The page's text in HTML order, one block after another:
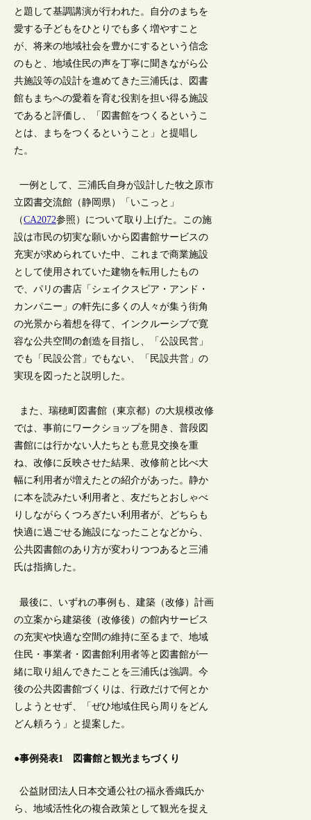
と題して基調講演が行われた。自分のまちを
愛する子どもをひとりでも多く増やすこと
が、将来の地域社会を豊かにするという信念
のもと、地域住民の声を丁寧に聞きながら公
共施設等の設計を進めてきた三浦氏は、図書
館もまちへの愛着を育む役割を担い得る施設
であると評価し、「図書館をつくるというこ
とは、まちをつくるということ」と提唱し
た。
一例として、三浦氏自身が設計した牧之原市
立図書交流館（静岡県）「いこっと」
（CA2072参照）について取り上げた。この施
設は市民の切実な願いから図書館サービスの
充実が求められていた中、これまで商業施設
として使用されていた建物を転用したもの
で、パリの書店「シェイクスピア・アンド・
カンパニー」の軒先に多くの人々が集う街角
の光景から着想を得て、インクルーシブで寛
容な公共空間の創造を目指し、「公設民営」
でも「民設公営」でもない、「民設共営」の
実現を図ったと説明した。
また、瑞穂町図書館（東京都）の大規模改修
では、事前にワークショップを開き、普段図
書館には行かない人たちとも意見交換を重
ね、改修に反映させた結果、改修前と比べ大
幅に利用者が増えたとの紹介があった。静か
に本を読みたい利用者と、友だちとおしゃべ
りしながらくつろぎたい利用者が、どちらも
快適に過ごせる施設になったことなどから、
公共図書館のあり方が変わりつつあると三浦
氏は指摘した。
最後に、いずれの事例も、建築（改修）計画
の立案から建築後（改修後）の館内サービス
の充実や快適な空間の維持に至るまで、地域
住民・事業者・図書館利用者等と図書館が一
緒に取り組んできたことを三浦氏は強調。今
後の公共図書館づくりは、行政だけで何とか
しようとせず、「ぜひ地域住民ら周りをどん
どん頼ろう」と提案した。
●事例発表1 図書館と観光まちづくり
公益財団法人日本交通公社の福永香織氏か
ら、地域活性化の複合政策として観光を捉え